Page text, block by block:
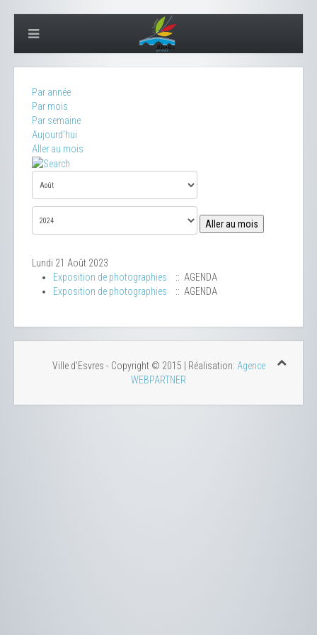
Par année
Par mois
Par semaine
Aujourd'hui
Aller au mois
Aller au mois
Lundi 21 Août 2023
Exposition de photographies
:: AGENDA
Exposition de photographies
:: AGENDA
Ville d'Esvres - Copyright © 2015 | Réalisation: Agence
WEBPARTNER